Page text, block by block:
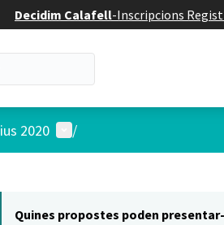
Decidim Calafell-Inscripcions
2020 Menú d'usuari
/
Quines propostes poden